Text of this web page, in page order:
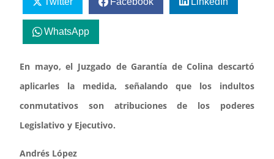
WhatsApp
En mayo, el Juzgado de Garantía de Colina descartó
aplicarles la medida, señalando que los indultos
conmutativos son atribuciones de los poderes
Legislativo y Ejecutivo.
Andrés López